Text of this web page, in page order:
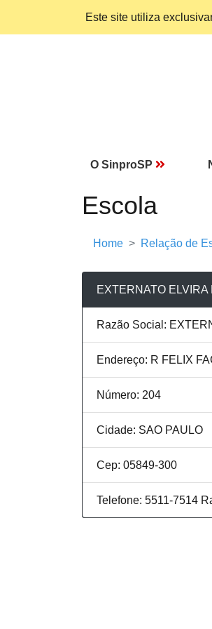
Este site utiliza
O SinproSP
Escola
Home Relação de
EXTERNATO ELVIRA
Razão Social:
Endereço: R FELIX
Número: 204
Cidade: SAO PAULO
Cep: 05849-300
Telefone: 5511-7514